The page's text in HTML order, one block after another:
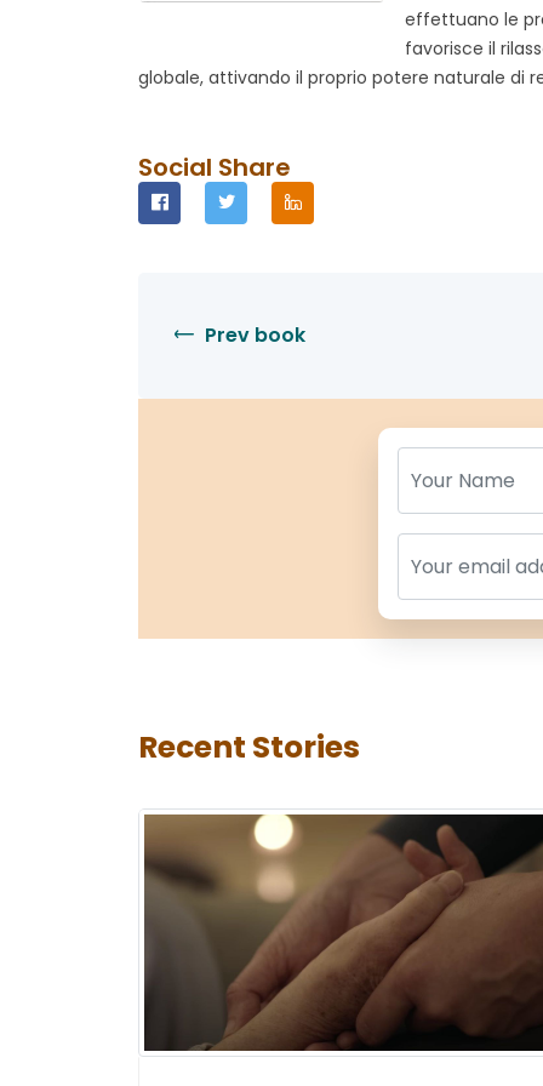
effettuano le
favorisce il
globale, attivando il proprio potere naturale di
Social Share
Prev book
Name
Name
Recent Stories